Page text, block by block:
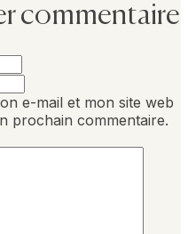
commentaire
e-mail et mon site web
prochain commentaire.